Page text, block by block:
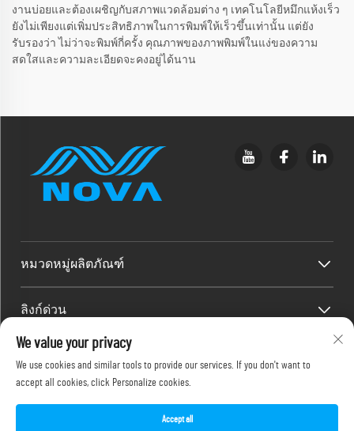
งานบ่อยและต้องเผชิญกับสภาพแวดล้อมต่าง ๆ เทคโนโลยีหมึกแห้งเร็ว
ยังไม่เพียงแต่เพิ่มประสิทธิภาพในการพิมพ์ให้เร็วขึ้นเท่านั้น แต่ยัง
รับรองว่า ไม่ว่าจะพิมพ์กี่ครั้ง คุณภาพของภาพพิมพ์ในแง่ของความ
สดใสและความละเอียดจะคงอยู่ได้นาน
หมวดหมู่ผลิตภัณฑ์
ลิงก์ด่วน
Office add : ชั้น 2F, 486-2 ถนนจินหยวนซี 2 แขวงจีเหมย เมืองเซียะ
เหมิน
We value your privacy
We use cookies and similar tools to provide our services. If you don't want to
accept all cookies, click Personalize cookies.
Accept all